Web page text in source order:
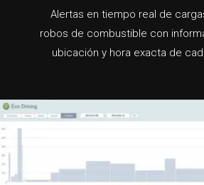
Alertas en tiempo real de
robos de combustible con
ubicación y hora exacta de